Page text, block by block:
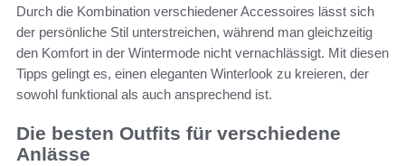
Durch die Kombination verschiedener Accessoires lässt sich
der persönliche Stil unterstreichen, während man gleichzeitig
den Komfort in der Wintermode nicht vernachlässigt. Mit diesen
Tipps gelingt es, einen eleganten Winterlook zu kreieren, der
sowohl funktional als auch ansprechend ist.
Die besten Outfits für verschiedene
Anlässe